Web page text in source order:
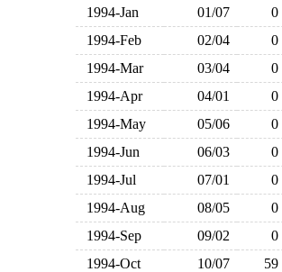
1994-Jan 01/07 0
1994-Feb
02/04 0
1994-Mar
03/04 0
1994-Apr
04/01 0
1994-May
05/06 0
1994-Jun
06/03 0
1994-Jul
07/01 0
1994-Aug
08/05 0
1994-Sep
09/02 0
1994-Oct
10/07 59